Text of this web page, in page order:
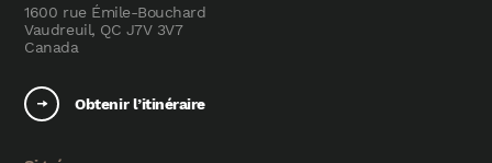
1600 rue Émile-Bouchard
Vaudreuil, QC J7V 3V7
Canada
Obtenir l’itinéraire